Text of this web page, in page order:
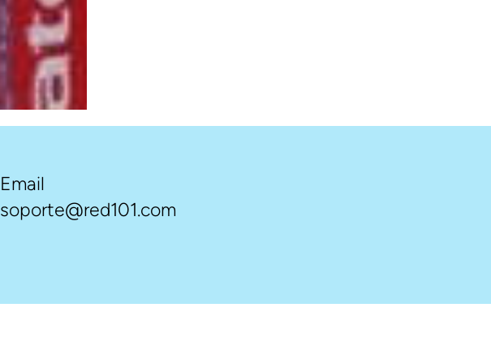
Email
soporte@red101.com